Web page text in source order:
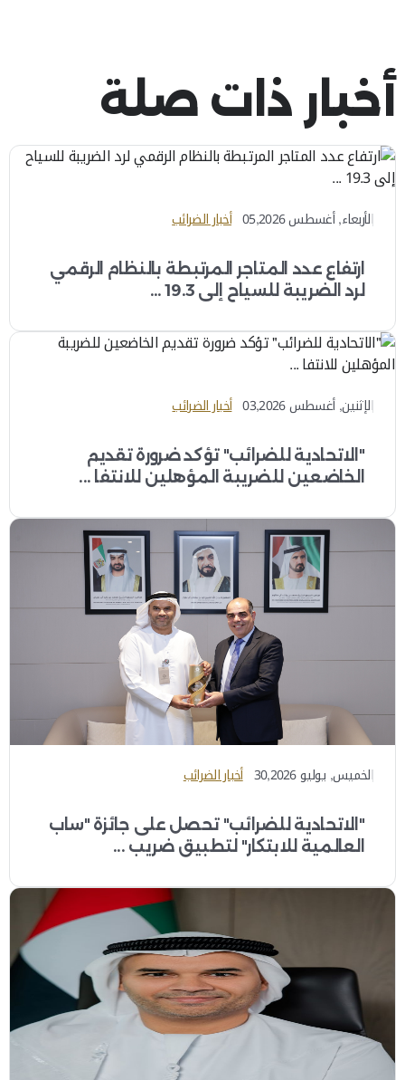
أخبار ذات صلة
الأربعاء, أغسطس 05,2026 أخبار الضرائب
ارتفاع عدد المتاجر المرتبطة بالنظام الرقمي
لرد الضريبة للسياح إلى 19.3 ...
الإثنين, أغسطس 03,2026 أخبار الضرائب
"الاتحادية للضرائب" تؤكد ضرورة تقديم
الخاضعين للضريبة المؤهلين للانتفا ...
الخميس, يوليو 30,2026 أخبار الضرائب
"الاتحادية للضرائب" تحصل على جائزة "ساب
العالمية للابتكار" لتطبيق ضريب ...